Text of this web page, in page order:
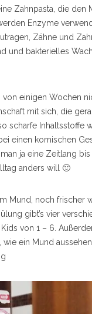
Zahnpasta, die den
Enzyme
Zähne und
und bakterielles
einigen Wochen
mit sich, die
scharfe Inhaltsstoffe
einen komischen
ja eine Zeitlang
anders will 🙂
Mund, noch frischer
gibt’s vier
von 1 – 6.
ein Mund